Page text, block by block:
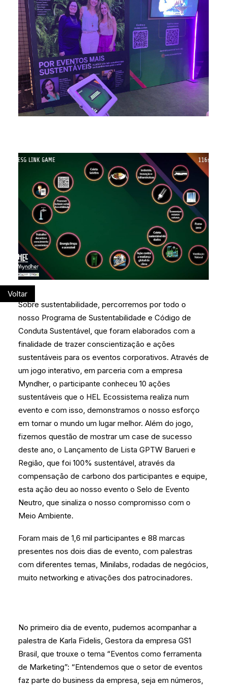
Sobre sustentabilidade, percorremos por todo o
nosso Programa de Sustentabilidade e Código de
Conduta Sustentável, que foram elaborados com a
finalidade de trazer conscientização e ações
sustentáveis para os eventos corporativos. Através de
um jogo interativo, em parceria com a empresa
Myndher, o participante conheceu 10 ações
sustentáveis que o HEL Ecossistema realiza num
evento e com isso, demonstramos o nosso esforço
em tornar o mundo um lugar melhor. Além do jogo,
fizemos questão de mostrar um case de sucesso
deste ano, o Lançamento de Lista GPTW Barueri e
Região, que foi 100% sustentável, através da
compensação de carbono dos participantes e equipe,
esta ação deu ao nosso evento o Selo de Evento
Neutro, que sinaliza o nosso compromisso com o
Meio Ambiente.
Foram mais de 1,6 mil participantes e 88 marcas
presentes nos dois dias de evento, com palestras
com diferentes temas, Minilabs, rodadas de negócios,
muito networking e ativações dos patrocinadores.
No primeiro dia de evento, pudemos acompanhar a
palestra de Karla Fidelis, Gestora da empresa GS1
Brasil, que trouxe o tema “Eventos como ferramenta
de Marketing”: “Entendemos que o setor de eventos
faz parte do business da empresa, seja em números,
Voltar